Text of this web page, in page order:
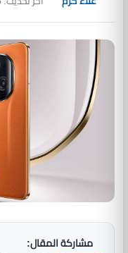
مشاركة المقال: